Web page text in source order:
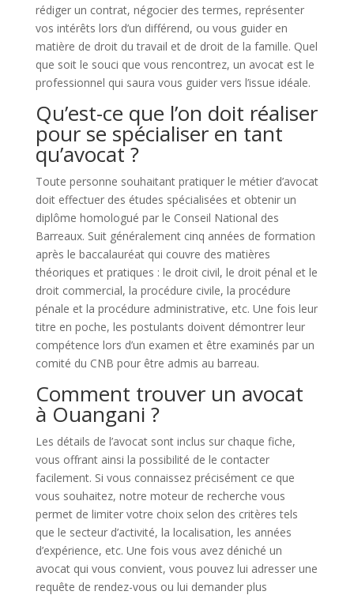
rédiger un contrat, négocier des termes, représenter
vos intérêts lors d’un différend, ou vous guider en
matière de droit du travail et de droit de la famille. Quel
que soit le souci que vous rencontrez, un avocat est le
professionnel qui saura vous guider vers l’issue idéale.
Qu’est-ce que l’on doit réaliser
pour se spécialiser en tant
qu’avocat ?
Toute personne souhaitant pratiquer le métier d’avocat
doit effectuer des études spécialisées et obtenir un
diplôme homologué par le Conseil National des
Barreaux. Suit généralement cinq années de formation
après le baccalauréat qui couvre des matières
théoriques et pratiques : le droit civil, le droit pénal et le
droit commercial, la procédure civile, la procédure
pénale et la procédure administrative, etc. Une fois leur
titre en poche, les postulants doivent démontrer leur
compétence lors d’un examen et être examinés par un
comité du CNB pour être admis au barreau.
Comment trouver un avocat
à Ouangani ?
Les détails de l’avocat sont inclus sur chaque fiche,
vous offrant ainsi la possibilité de le contacter
facilement. Si vous connaissez précisément ce que
vous souhaitez, notre moteur de recherche vous
permet de limiter votre choix selon des critères tels
que le secteur d’activité, la localisation, les années
d’expérience, etc. Une fois vous avez déniché un
avocat qui vous convient, vous pouvez lui adresser une
requête de rendez-vous ou lui demander plus